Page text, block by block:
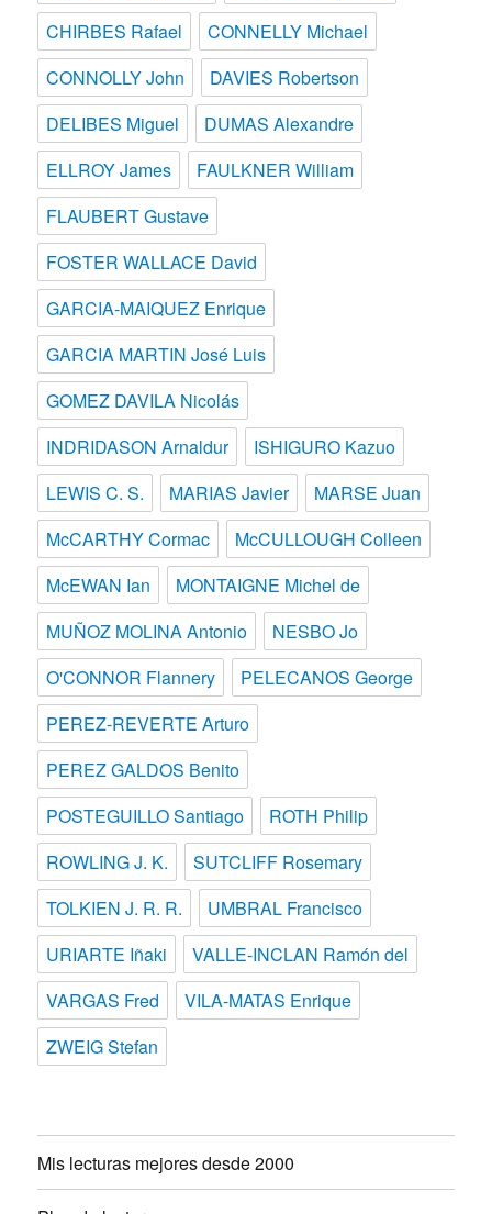
CHIRBES Rafael
CONNELLY Michael
CONNOLLY John
DAVIES Robertson
DELIBES Miguel
DUMAS Alexandre
ELLROY James
FAULKNER William
FLAUBERT Gustave
FOSTER WALLACE David
GARCIA-MAIQUEZ Enrique
GARCIA MARTIN José Luis
GOMEZ DAVILA Nicolás
INDRIDASON Arnaldur
ISHIGURO Kazuo
LEWIS C. S.
MARIAS Javier
MARSE Juan
McCARTHY Cormac
McCULLOUGH Colleen
McEWAN Ian
MONTAIGNE Michel de
MUÑOZ MOLINA Antonio
NESBO Jo
O'CONNOR Flannery
PELECANOS George
PEREZ-REVERTE Arturo
PEREZ GALDOS Benito
POSTEGUILLO Santiago
ROTH Philip
ROWLING J. K.
SUTCLIFF Rosemary
TOLKIEN J. R. R.
UMBRAL Francisco
URIARTE Iñaki
VALLE-INCLAN Ramón del
VARGAS Fred
VILA-MATAS Enrique
ZWEIG Stefan
Mis lecturas mejores desde 2000